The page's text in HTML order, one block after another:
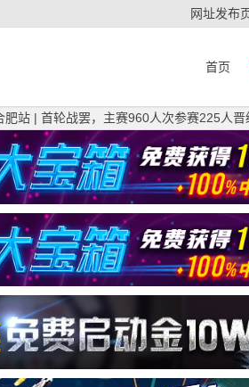
网址发布
首页
肥站 | 首轮战罢，主赛960人次参赛225人